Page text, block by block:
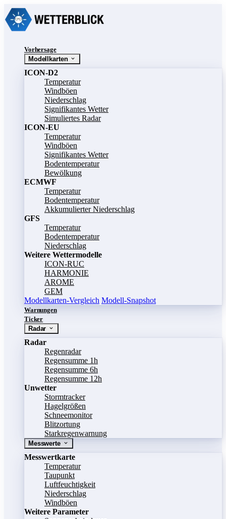
Vorhersage
Modellkarten
ICON-D2
Temperatur
Windböen
Niederschlag
Signifikantes Wetter
Simuliertes Radar
ICON-EU
Temperatur
Windböen
Signifikantes Wetter
Bodentemperatur
Bewölkung
ECMWF
Temperatur
Bodentemperatur
Akkumulierter Niederschlag
GFS
Temperatur
Bodentemperatur
Niederschlag
Weitere Wettermodelle
ICON-RUC
HARMONIE
AROME
GEM
Modellkarten-Vergleich Modell-Snapshot
Warnungen
Ticker
Radar
Radar
Regenradar
Regensumme 1h
Regensumme 6h
Regensumme 12h
Unwetter
Stormtracker
Hagelgrößen
Schneemonitor
Blitzortung
Starkregenwarnung
Messwerte
Messwertkarte
Temperatur
Taupunkt
Luftfeuchtigkeit
Niederschlag
Windböen
Weitere Parameter